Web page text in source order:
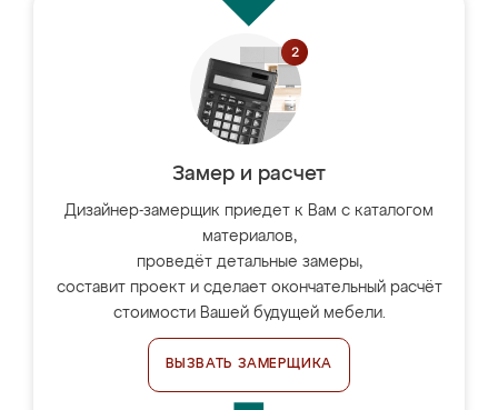
Замер и расчет
Дизайнер-замерщик приедет к Вам с каталогом
материалов,
проведёт детальные замеры,
составит проект и сделает окончательный расчёт
стоимости Вашей будущей мебели.
ВЫЗВАТЬ ЗАМЕРЩИКА